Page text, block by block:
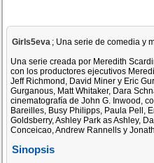
Girls5eva ; Una serie de comedia y
Una serie creada por Meredith
con los productores ejecutivos
Jeff Richmond, David Miner y Eric
Gurganous, Matt Whitaker, Dara
cinematografía de John G. Inwood,
Bareilles, Busy Philipps, Paula Pell,
Goldsberry, Ashley Park as Ashley,
Conceicao, Andrew Rannells y
Sinopsis